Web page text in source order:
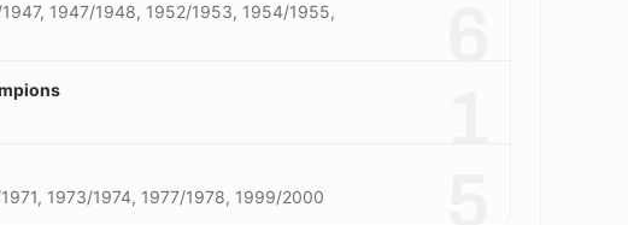
1947/1948, 1952/1953, 1954/1955,
1973/1974, 1977/1978, 1999/2000